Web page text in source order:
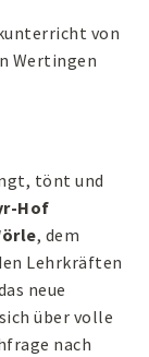
von
Wertingen
tönt und
Hof
, dem
Lehrkräften
neue
über volle
nach